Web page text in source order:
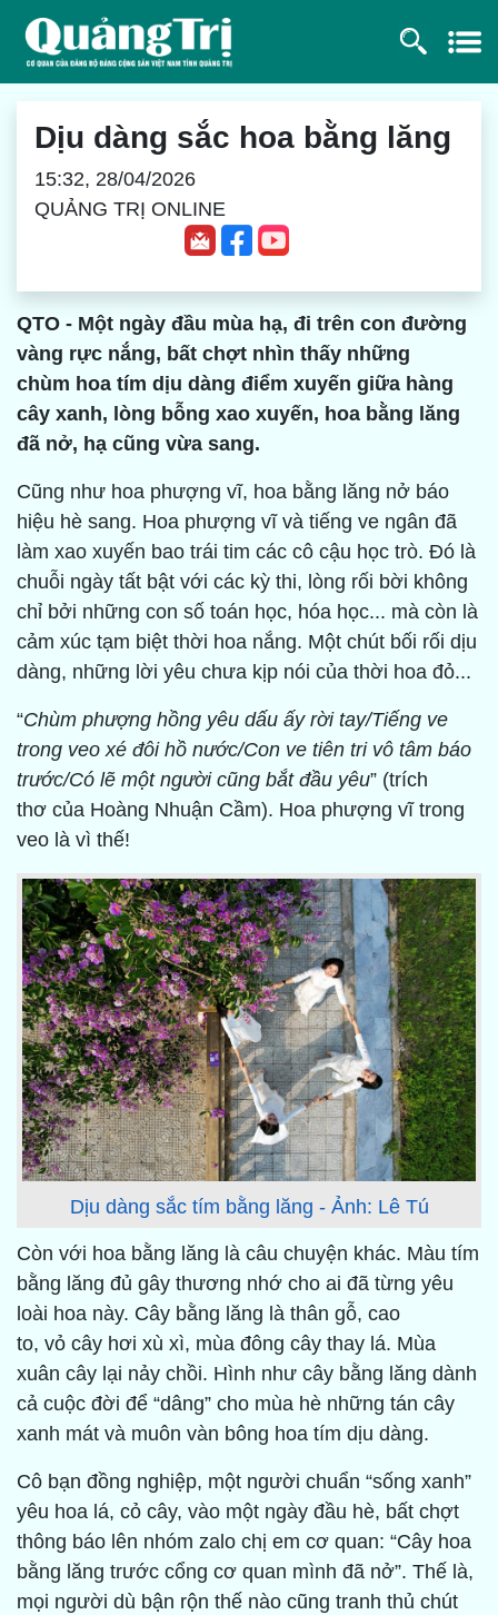
Dịu dàng sắc hoa bằng lăng
15:32, 28/04/2026
QUẢNG TRỊ ONLINE
QTO - Một ngày đầu mùa hạ, đi trên con đường
vàng rực nắng, bất chợt nhìn thấy những
chùm hoa tím dịu dàng điểm xuyến giữa hàng
cây xanh, lòng bỗng xao xuyến, hoa bằng lăng
đã nở, hạ cũng vừa sang.
Cũng như hoa phượng vĩ, hoa bằng lăng nở báo
hiệu hè sang. Hoa phượng vĩ và tiếng ve ngân đã
làm xao xuyến bao trái tim các cô cậu học trò. Đó là
chuỗi ngày tất bật với các kỳ thi, lòng rối bời không
chỉ bởi những con số toán học, hóa học... mà còn là
cảm xúc tạm biệt thời hoa nắng. Một chút bối rối dịu
dàng, những lời yêu chưa kịp nói của thời hoa đỏ...
“Chùm phượng hồng yêu dấu ấy rời tay/Tiếng ve
trong veo xé đôi hồ nước/Con ve tiên tri vô tâm báo
trước/Có lẽ một người cũng bắt đầu yêu” (trích
thơ của Hoàng Nhuận Cầm). Hoa phượng vĩ trong
veo là vì thế!
Dịu dàng sắc tím bằng lăng - Ảnh: Lê Tú
Còn với hoa bằng lăng là câu chuyện khác. Màu tím
bằng lăng đủ gây thương nhớ cho ai đã từng yêu
loài hoa này. Cây bằng lăng là thân gỗ, cao
to, vỏ cây hơi xù xì, mùa đông cây thay lá. Mùa
xuân cây lại nảy chồi. Hình như cây bằng lăng dành
cả cuộc đời để “dâng” cho mùa hè những tán cây
xanh mát và muôn vàn bông hoa tím dịu dàng.
Cô bạn đồng nghiệp, một người chuẩn “sống xanh”
yêu hoa lá, cỏ cây, vào một ngày đầu hè, bất chợt
thông báo lên nhóm zalo chị em cơ quan: “Cây hoa
bằng lăng trước cổng cơ quan mình đã nở”. Thế là,
mọi người dù bận rộn thế nào cũng tranh thủ chút